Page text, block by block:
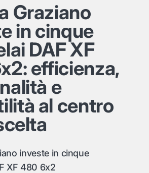
Graziano
in cinque
DAF XF
efficienza,
e
al centro
investe in cinque
XF 480 6x2